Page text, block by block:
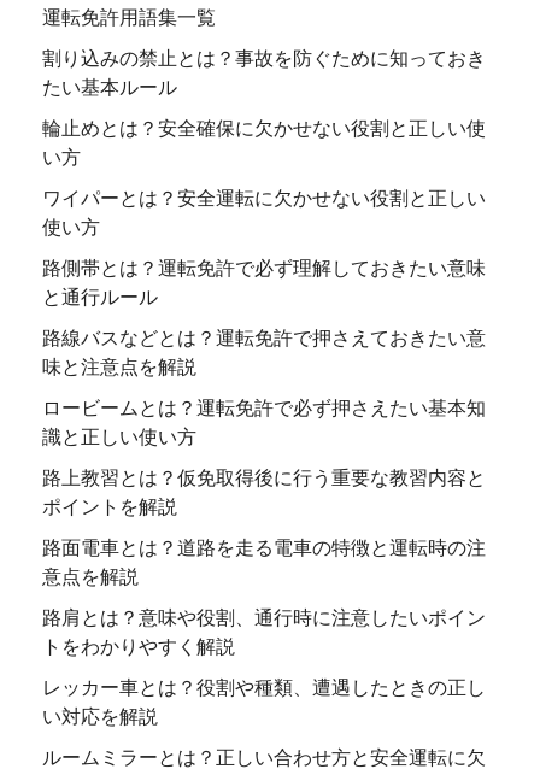
運転免許用語集一覧
割り込みの禁止とは？事故を防ぐために知っておき
たい基本ルール
輪止めとは？安全確保に欠かせない役割と正しい使
い方
ワイパーとは？安全運転に欠かせない役割と正しい
使い方
路側帯とは？運転免許で必ず理解しておきたい意味
と通行ルール
路線バスなどとは？運転免許で押さえておきたい意
味と注意点を解説
ロービームとは？運転免許で必ず押さえたい基本知
識と正しい使い方
路上教習とは？仮免取得後に行う重要な教習内容と
ポイントを解説
路面電車とは？道路を走る電車の特徴と運転時の注
意点を解説
路肩とは？意味や役割、通行時に注意したいポイン
トをわかりやすく解説
レッカー車とは？役割や種類、遭遇したときの正し
い対応を解説
ルームミラーとは？正しい合わせ方と安全運転に欠